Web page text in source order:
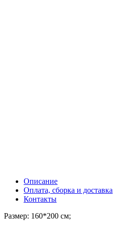
Описание
Оплата, сборка и доставка
Контакты
Размер: 160*200 см;